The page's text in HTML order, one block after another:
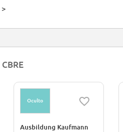
Oculto
Ausbildung Kaufmann